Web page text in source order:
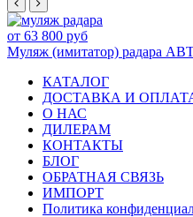
от 63 800 руб
Муляж (имитатор) радара
КАТАЛОГ
ДОСТАВКА И
О НАС
ДИЛЕРАМ
КОНТАКТЫ
БЛОГ
ОБРАТНАЯ СВЯЗЬ
ИМПОРТ
Политика